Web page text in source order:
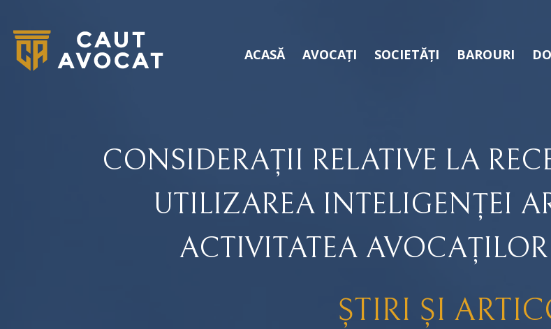
ACASĂ AVOCAȚI SOCIETĂȚI BAROURI
CONSIDERAȚII RELATIVE LA
UTILIZAREA INTELIGENȚEI
ACTIVITATEA
ȘTIRI ȘI